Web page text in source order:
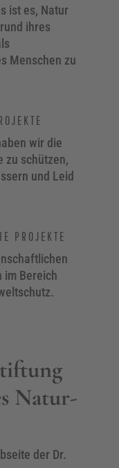
ist es, Natur
ihres
Menschen zu
wir die
zu schützen,
und Leid
PROJEKTE
im Bereich
Natur-
der Dr.